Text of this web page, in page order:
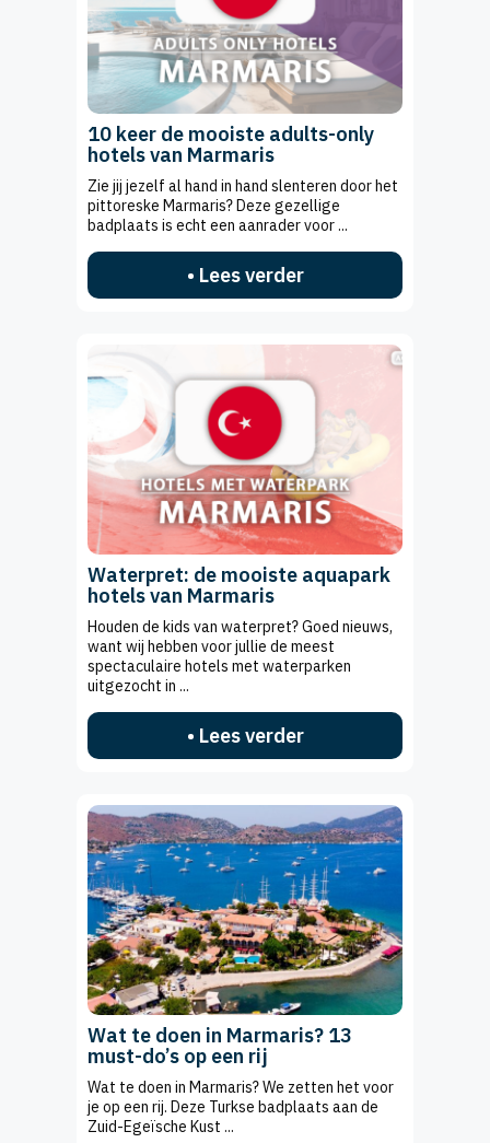
10 keer de mooiste adults-only
hotels van Marmaris
Zie jij jezelf al hand in hand slenteren door het
pittoreske Marmaris? Deze gezellige
badplaats is echt een aanrader voor ...
• Lees verder
Waterpret: de mooiste aquapark
hotels van Marmaris
Houden de kids van waterpret? Goed nieuws,
want wij hebben voor jullie de meest
spectaculaire hotels met waterparken
uitgezocht in ...
• Lees verder
Wat te doen in Marmaris? 13
must-do’s op een rij
Wat te doen in Marmaris? We zetten het voor
je op een rij. Deze Turkse badplaats aan de
Zuid-Egeïsche Kust ...